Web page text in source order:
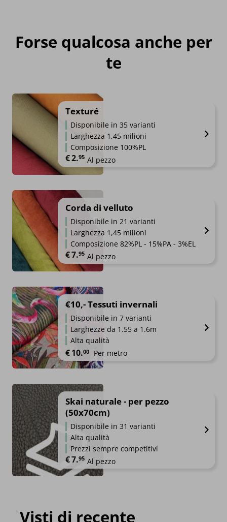
Forse qualcosa anche per
te
Texturé
Disponibile in 35 varianti
Larghezza 1,45 milioni
Composizione 100%PL
€2.95 Al pezzo
Corda di velluto
Disponibile in 21 varianti
Larghezza 1,45 milioni
Composizione 82%PL - 15%PA - 3%EL
€7.95 Al pezzo
€10,- Tessuti invernali
Disponibile in 7 varianti
Larghezze da 1.55 a 1.6m
Alta qualità
€10.00 Per metro
Skai naturale - per pezzo
(50x70cm)
Disponibile in 31 varianti
Alta qualità
Prezzi sempre competitivi
€7.95 Al pezzo
Visti di recente